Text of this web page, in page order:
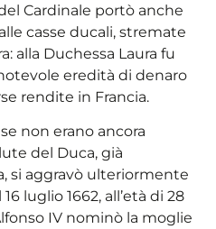
Cardinale portò anche
casse ducali, stremate
alla Duchessa Laura fu
eredità di denaro
rendite in Francia.
non erano ancora
del Duca, già
si aggravò ulteriormente
luglio 1662, all’età di 28
IV nominò la moglie